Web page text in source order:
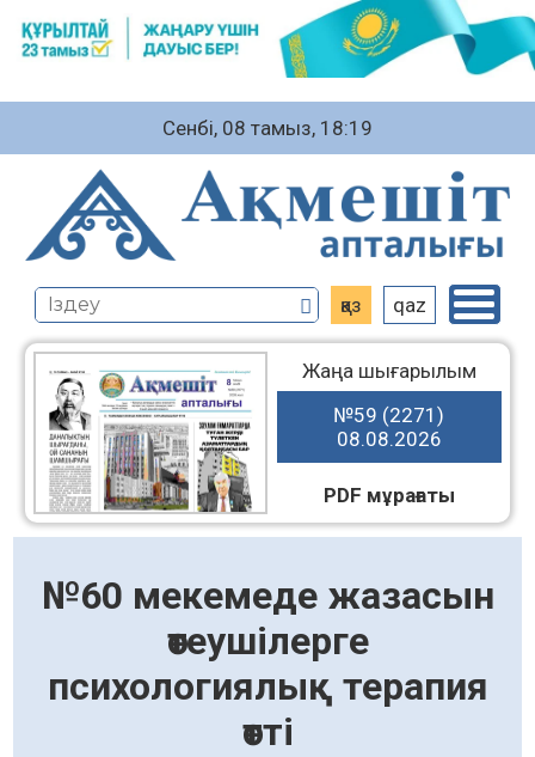
Сенбі, 08 тамыз, 18:19
қаз qaz
Жаңа шығарылым
№59 (2271)
08.08.2026
PDF мұрағаты
№60 мекемеде жазасын
өтеушілерге
психологиялық терапия
өтті